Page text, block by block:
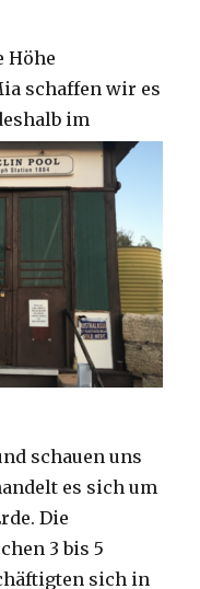
Höhe
schaffen wir es
im
schauen uns
es sich um
Die
3 bis 5
sich in